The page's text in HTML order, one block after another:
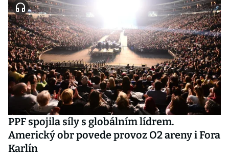
PPF spojila síly s globálním lídrem.
Americký obr povede provoz O2 areny i Fora
Karlín